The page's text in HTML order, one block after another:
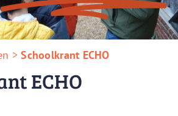
>Schoolkrant ECHO
ECHO